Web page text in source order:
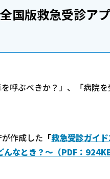
全国版救急受診
呼ぶべきか？」、「病院
作成した 「救急受診ガイ
なとき？～（PDF：924KB